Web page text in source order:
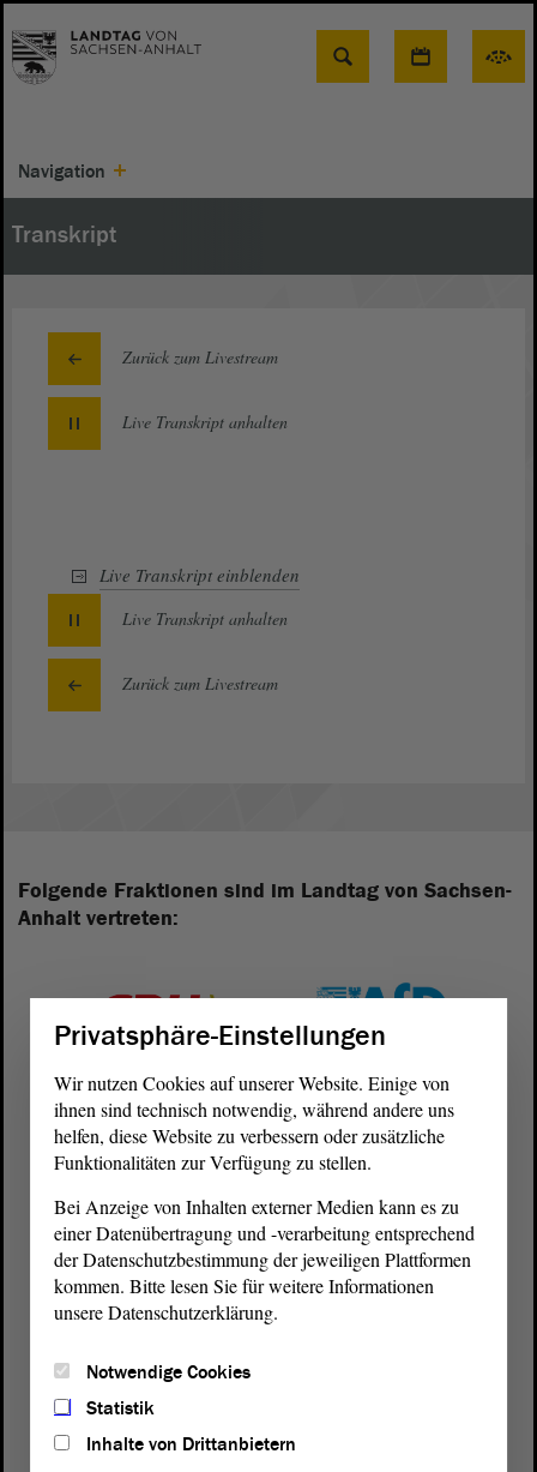
Suche
Navigation
Transkript
Zurück zum Livestream
Live Transkript anhalten
Live Transkript einblenden
Live Transkript anhalten
Zurück zum Livestream
Folgende Fraktionen sind im Landtag von Sachsen-
Anhalt vertreten:
Landtagvon Sachsen-Anhalt
Domplatz 6–9
39104 Magdeburg
Privatsphäre-Einstellungen
Wir nutzen Cookies auf unserer Website. Einige von
ihnen sind technisch notwendig, während andere uns
helfen, diese Website zu verbessern oder zusätzliche
Funktionalitäten zur Verfügung zu stellen.
Bei Anzeige von Inhalten externer Medien kann es zu
einer Datenübertragung und -verarbeitung entsprechend
der Datenschutzbestimmung der jeweiligen Plattformen
kommen. Bitte lesen Sie für weitere Informationen
unsere Datenschutzerklärung.
Notwendige Cookies
Statistik
Inhalte von Drittanbietern